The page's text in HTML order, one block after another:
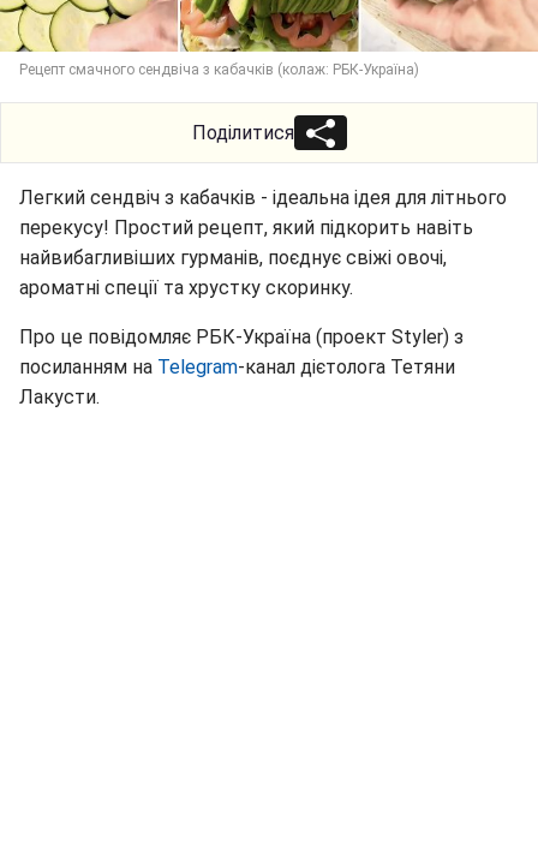
Рецепт смачного сендвіча з кабачків (колаж: РБК-Україна)
Поділитися
Легкий сендвіч з кабачків - ідеальна ідея для літнього
перекусу! Простий рецепт, який підкорить навіть
найвибагливіших гурманів, поєднує свіжі овочі,
ароматні спеції та хрустку скоринку.
Про це повідомляє РБК-Україна (проект Styler) з
посиланням на Telegram-канал дієтолога Тетяни
Лакусти.